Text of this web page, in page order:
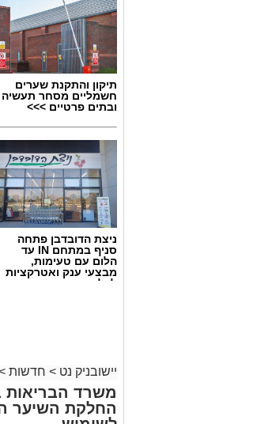
צילום: דוברות איחוד
נפגעים במצב קל.
בבית החולים אסותא
בעקבות התאונה נרשמו
תיקון והתקנת שערים
חשמליים מסחר תעשיה
ובתים פרטיים >>>
ניצת הדובדבן פתחה
סניף במתחם IN עד
הלום עם טעימות,
מבצעי ענק ואטרקציות
לכל המשפחה
יישובניק נט > חדשות
משרד הבריאות
החלקת השיער